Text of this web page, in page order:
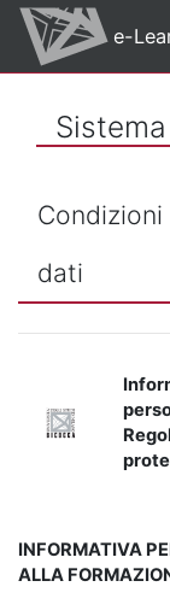
Vai al contenuto
e-
Sistema
dati
INFORMATIVA
ALLA